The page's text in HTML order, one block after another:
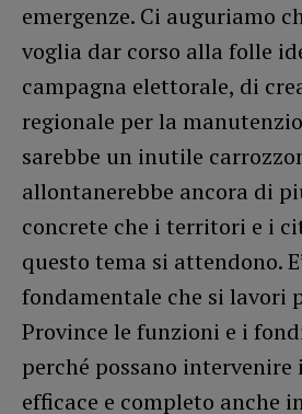
emergenze. Ci auguriamo
voglia dar corso alla folle
campagna elettorale, di
regionale per la
sarebbe un inutile
allontanerebbe ancora di
concrete che i territori e i
questo tema si attendono.
fondamentale che si lavori
Province le funzioni e i
perché possano
efficace e completo anche